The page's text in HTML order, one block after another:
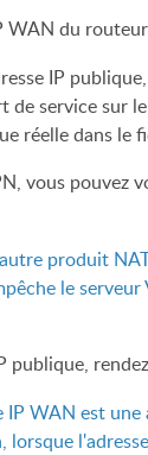
WAN du
IP
service sur
réelle dans le
vous pouvez
produit
le
publique,
IP WAN est
lorsque